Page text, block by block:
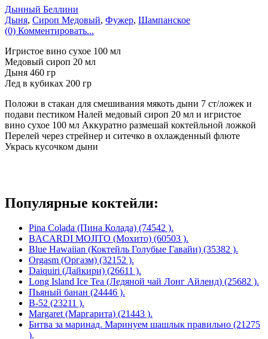
Дынный Беллини
Дыня, Сироп Медовый, Фужер, Шампанское
(0) Комментировать...
Игристое вино сухое 100 мл
Медовый сироп 20 мл
Дыня 460 гр
Лед в кубиках 200 гр
Положи в стакан для смешивания мякоть дыни 7 ст/ложек и
подави пестиком Налей медовый сироп 20 мл и игристое
вино сухое 100 мл Аккуратно размешай коктейльной ложкой
Перелей через стрейнер и ситечко в охлажденный флюте
Укрась кусочком дыни
Популярные коктейли:
Pina Colada (Пина Колада) (74542 ).
BACARDI MOJITO (Мохито) (60503 ).
Blue Hawaiian (Коктейль Голубые Гавайи) (35382 ).
Orgasm (Оргазм) (32152 ).
Daiquiri (Дайкири) (26611 ).
Long Island Ice Tea (Ледяной чай Лонг Айленд) (25682 ).
Пьяный банан (24446 ).
B-52 (23211 ).
Margaret (Маргарита) (21443 ).
Битва за маринад. Маринуем шашлык правильно (21275
).